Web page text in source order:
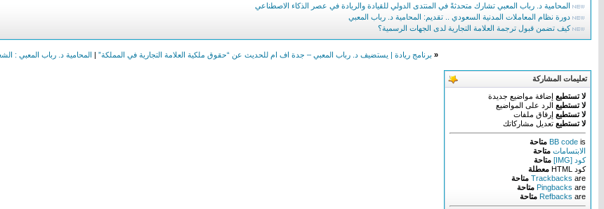
المحامية د. رباب المعبي تشارك متحدثةً في المنتدى الدولي للقيادة والريادة في عصر الذكاء الاصطناعي
دورة نظام المعاملات المدنية السعودي .. تقديم: المحامية د. رباب المعبي
كيف تضمن قبول ترجمة العلامة التجارية لدى الجهات الرسمية؟
« برنامج ريادة | يستضيف د. رباب المعبي – جدة اف ام للحديث عن “حقوق ملكية العلامة التجارية في المملكة” | المحامية د. رباب المعبي :
تعليمات المشاركة
لا تستطيع إضافة مواضيع جديدة
لا تستطيع الرد على المواضيع
لا تستطيع إرفاق ملفات
لا تستطيع تعديل مشاركاتك
BB code is
متاحة
الابتسامات متاحة
كود [IMG]
متاحة
كود HTML
معطلة
Trackbacks are
متاحة
Pingbacks are
متاحة
Refbacks are متاحة